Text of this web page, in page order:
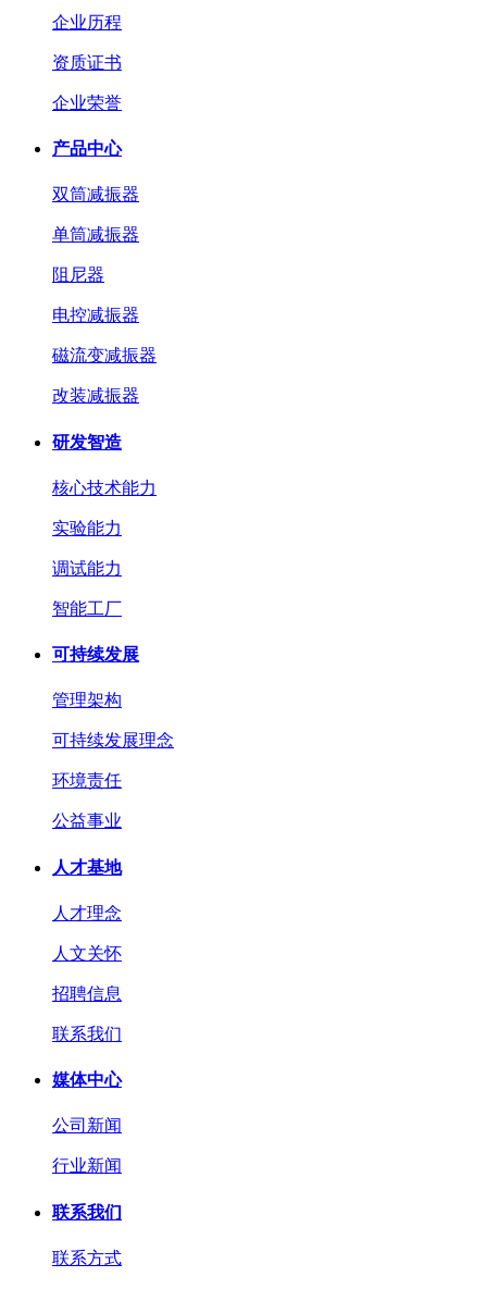
企业历程
资质证书
企业荣誉
产品中心
双筒减振器
单筒减振器
阻尼器
电控减振器
磁流变减振器
改装减振器
研发智造
核心技术能力
实验能力
调试能力
智能工厂
可持续发展
管理架构
可持续发展理念
环境责任
公益事业
人才基地
人才理念
人文关怀
招聘信息
联系我们
媒体中心
公司新闻
行业新闻
联系我们
联系方式